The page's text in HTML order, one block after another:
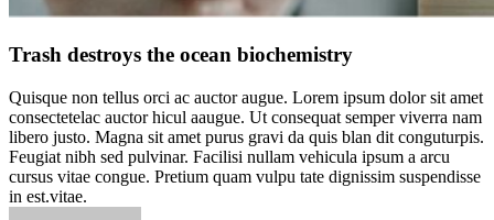
Trash destroys the ocean biochemistry
Quisque non tellus orci ac auctor augue. Lorem ipsum dolor sit amet
consectetelac auctor hicul aaugue. Ut consequat semper viverra nam
libero justo. Magna sit amet purus gravi da quis blan dit conguturpis.
Feugiat nibh sed pulvinar. Facilisi nullam vehicula ipsum a arcu
cursus vitae congue. Pretium quam vulpu tate dignissim suspendisse
in est.vitae.